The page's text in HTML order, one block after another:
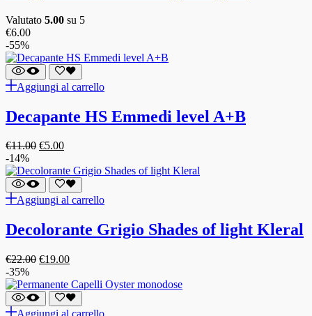
Valutato 5.00 su 5
€6.00
-55%
Aggiungi al carrello
Decapante HS Emmedi level A+B
€11.00 €5.00
-14%
Aggiungi al carrello
Decolorante Grigio Shades of light Kleral
€22.00 €19.00
-35%